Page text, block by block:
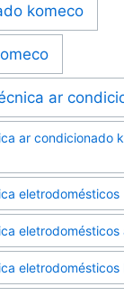
komeco
ar
ar condicionado
eletrodomésticos
eletrodomésticos
eletrodomésticos